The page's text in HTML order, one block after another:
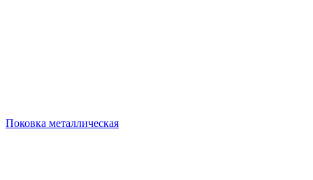
Поковка металлическая